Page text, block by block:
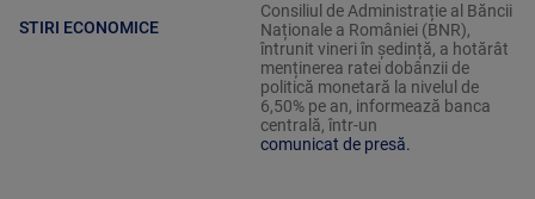
STIRI ECONOMICE
Consiliul de Administrație al Băncii
Naționale a României (BNR),
întrunit vineri în ședință, a hotărât
menținerea ratei dobânzii de
politică monetară la nivelul de
6,50% pe an, informează banca
centrală, într-un
comunicat de presă.